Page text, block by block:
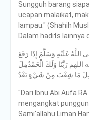
Sungguh barang
ucapan malaikat,
lampau." (Shahih
Dalam hadits lainnya
عَلَيْهِ وَسَلَّمَ إِذَا رَفَعَ
رَبَّنَا وَلَكَ الْحَمْدُمِلَ
"Dari Ibnu Abi Aufa
mengangkat
Sami'allahu Liman